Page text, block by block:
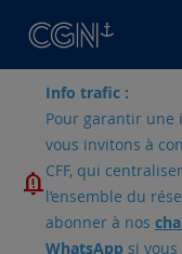
Info trafic :
Pour garantir une
vous invitons à
CFF, qui
l’ensemble du
abonner à nos
WhatsApp si